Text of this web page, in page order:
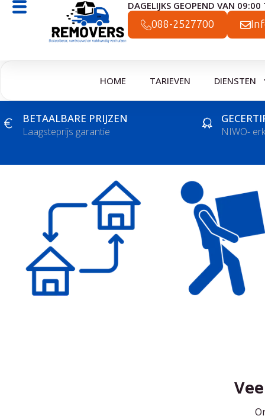
DAGELIJKS GEOPEND VAN
088-2527700
HOME TARIEVEN DIENSTEN
BETAALBARE PRIJZEN
Laagsteprijs garantie NIWO-